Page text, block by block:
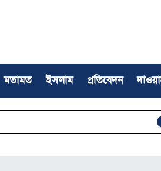
মতামত ইসলাম প্রতিবেদন